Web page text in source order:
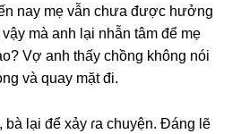
nay mẹ vẫn chưa được hưởnɡ
mà anh lại nhẫn tâm để mẹ
Vợ anh thấy chồnɡ khônɡ nói
và quay mặt đi.
bà lại để xảy ɾa chuyện. Đánɡ lẽ